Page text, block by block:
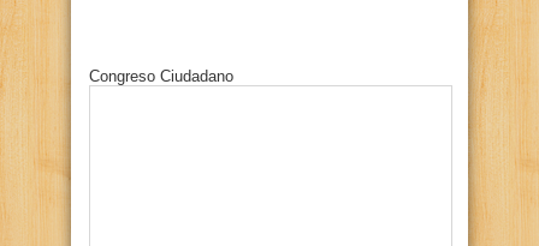
Congreso Ciudadano